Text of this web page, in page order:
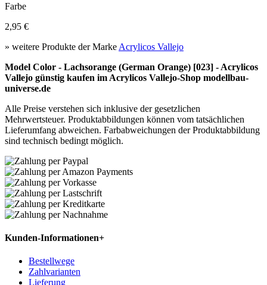
Farbe
2,95 €
» weitere Produkte der Marke Acrylicos Vallejo
Model Color - Lachsorange (German Orange) [023] - Acrylicos
Vallejo günstig kaufen im Acrylicos Vallejo-Shop modellbau-
universe.de
Alle Preise verstehen sich inklusive der gesetzlichen
Mehrwertsteuer. Produktabbildungen können vom tatsächlichen
Lieferumfang abweichen. Farbabweichungen der Produktabbildung
sind technisch bedingt möglich.
Kunden-Informationen+
Bestellwege
Zahlvarianten
Lieferung